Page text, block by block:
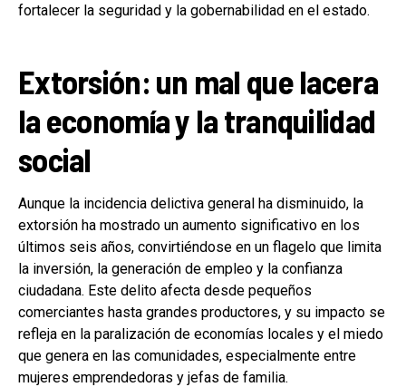
fortalecer la seguridad y la gobernabilidad en el estado.
Extorsión: un mal que lacera
la economía y la tranquilidad
social
Aunque la incidencia delictiva general ha disminuido, la
extorsión ha mostrado un aumento significativo en los
últimos seis años, convirtiéndose en un flagelo que limita
la inversión, la generación de empleo y la confianza
ciudadana. Este delito afecta desde pequeños
comerciantes hasta grandes productores, y su impacto se
refleja en la paralización de economías locales y el miedo
que genera en las comunidades, especialmente entre
mujeres emprendedoras y jefas de familia.